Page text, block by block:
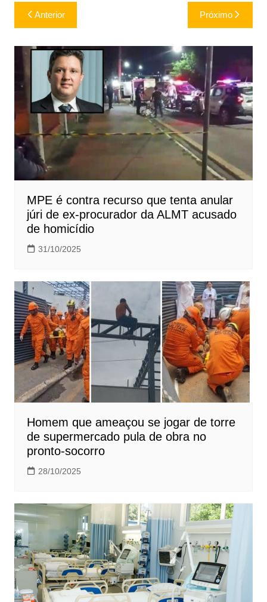
Navegação
de
Post
Anterior Próximo
MPE é contra recurso que tenta anular
júri de ex-procurador da ALMT acusado
de homicídio
31/10/2025
Homem que ameaçou se jogar de torre
de supermercado pula de obra no
pronto-socorro
28/10/2025